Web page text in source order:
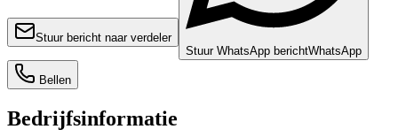
Stuur bericht naar verdeler
Stuur WhatsApp berichtWhatsApp
Bellen
Bedrijfsinformatie